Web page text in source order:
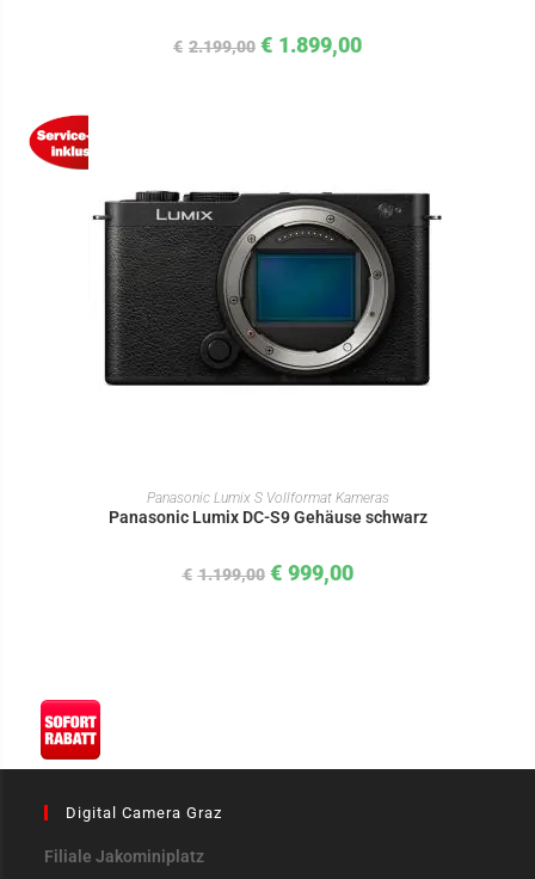
€ 2.199,00 € 1.899,00
IN DEN WARENKORB
Panasonic Lumix S Vollformat Kameras
Panasonic Lumix DC-S9 Gehäuse schwarz
€ 1.199,00 € 999,00
Digital Camera Graz
Filiale Jakominiplatz